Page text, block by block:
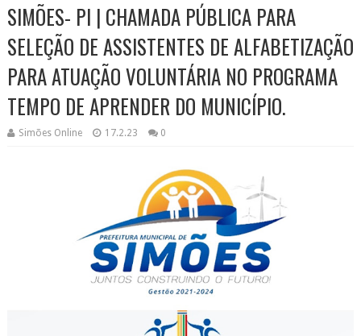
SIMÕES- PI | CHAMADA PÚBLICA PARA
SELEÇÃO DE ASSISTENTES DE ALFABETIZAÇÃO
PARA ATUAÇÃO VOLUNTÁRIA NO PROGRAMA
TEMPO DE APRENDER DO MUNICÍPIO.
Simões Online 17.2.23 0